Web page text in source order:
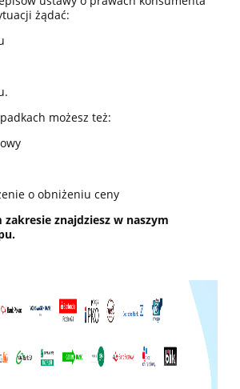
żądać:
możesz też:
o obniżeniu ceny
zakresie znajdziesz w naszym